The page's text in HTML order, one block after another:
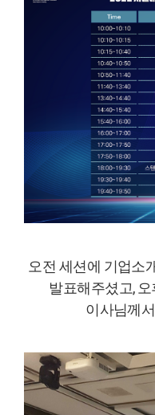
오전 세션에 기업소
발표해주셨고,
이사님께